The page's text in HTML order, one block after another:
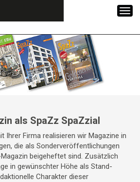
als SpaZz SpaZzial
Ihrer Firma realisieren wir Magazine in
die als Sonderveröffentlichungen
beigeheftet sind. Zusätzlich
in gewünschter Höhe als Stand-
Charakter dieser